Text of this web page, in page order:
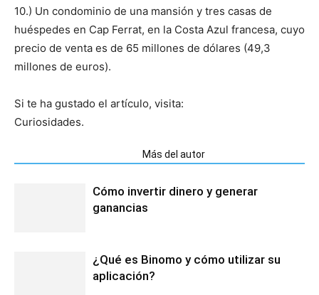
10.) Un condominio de una mansión y tres casas de
huéspedes en Cap Ferrat, en la Costa Azul francesa, cuyo
precio de venta es de 65 millones de dólares (49,3
millones de euros).
Si te ha gustado el artículo, visita:
Curiosidades.
Más del autor
Cómo invertir dinero y generar
ganancias
¿Qué es Binomo y cómo utilizar su
aplicación?